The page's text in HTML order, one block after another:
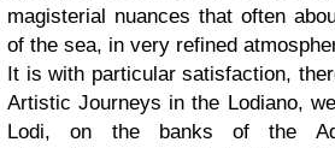
magisterial nuances that often
of the sea, in very refined
It is with particular satisfaction,
Artistic Journeys in the Lodiano,
Lodi, on the banks of the